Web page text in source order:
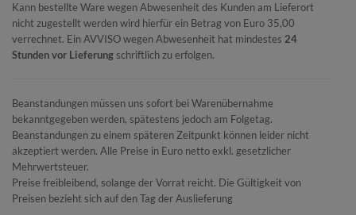
Kann bestellte Ware wegen Abwesenheit des Kunden am Lieferort
nicht zugestellt werden wird hierfür ein Betrag von Euro 35,00
verrechnet. Ein AVVISO wegen Abwesenheit hat mindestes 24
Stunden vor Lieferungschriftlich zu erfolgen.
Beanstandungen müssen uns sofort bei Warenübernahme
bekanntgegeben werden, spätestens jedoch am Folgetag.
Beanstandungen zu einem späteren Zeitpunkt können leider nicht
akzeptiert werden. Alle Preise in Euro netto exkl. gesetzlicher
Mehrwertsteuer.
Preise freibleibend, solange der Vorrat reicht. Die Gültigkeit von
Preisen bezieht sich auf den Tag der Auslieferung